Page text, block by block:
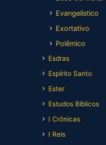
Evangelístico
Exortativo
Polêmico
Esdras
Espírito Santo
Ester
Estudos Bíblicos
I Crônicas
I Reis